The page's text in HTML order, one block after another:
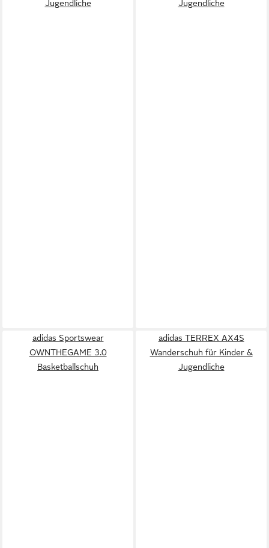
Jugendliche
Jugendliche
adidas Sportswear
OWNTHEGAME 3.0
Basketballschuh
adidas TERREX AX4S
Wanderschuh für Kinder &
Jugendliche